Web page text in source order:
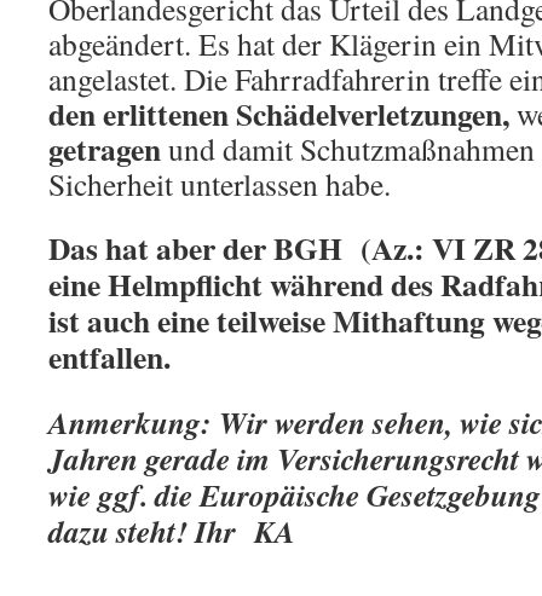
Oberlandesgericht das Urteil des
abgeändert. Es hat der Klägerin ein
angelastet. Die Fahrradfahrerin treffe
den erlittenen Schädelverletzungen,
getragenund damit
Sicherheit unterlassen habe.
Das hat aber der BGH (Az.: VI ZR
eine Helmpflicht während des
ist auch eine teilweise Mithaftung
entfallen.
Anmerkung: Wir werden sehen, wie
Jahren gerade im Versicherungsrecht
wie ggf. die Europäische
dazu steht! Ihr KA